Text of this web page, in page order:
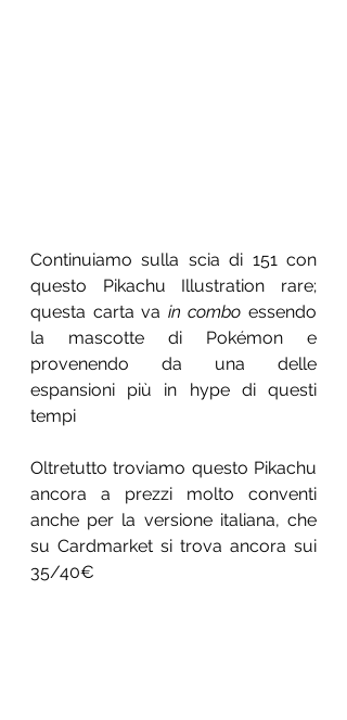
Continuiamo sulla scia di 151 con
questo Pikachu Illustration rare;
questa carta va in combo essendo
la mascotte di Pokémon e
provenendo da una delle
espansioni più in hype di questi
tempi
Oltretutto troviamo questo Pikachu
ancora a prezzi molto conventi
anche per la versione italiana, che
su Cardmarket si trova ancora sui
35/40€